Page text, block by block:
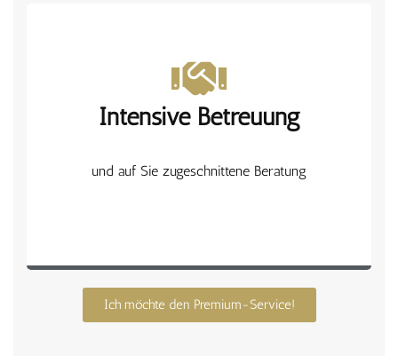
Intensive Betreuung
und auf Sie zugeschnittene Beratung
Fokus auf Ihrem
individuellen Anliegen
Ich möchte den Premium-Service!